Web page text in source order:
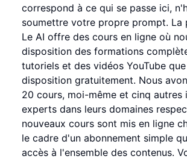
correspond à ce qui se passe ici,
soumettre votre propre prompt. La
Le AI offre des cours en ligne où
disposition des formations
tutoriels et des vidéos YouTube
disposition gratuitement. Nous
20 cours, moi-même et cinq autres
experts dans leurs domaines
nouveaux cours sont mis en ligne
le cadre d'un abonnement simple
accès à l'ensemble des contenus.